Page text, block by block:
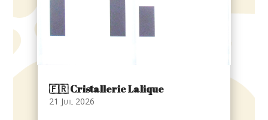
🇫🇷​ Cristallerie Lalique
21 Juil 2026